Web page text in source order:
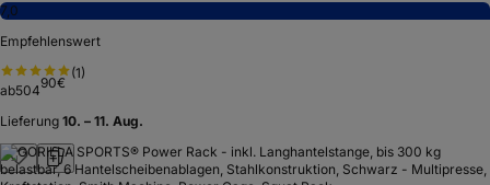
7,0
Empfehlenswert
(1)
ab50490€
Lieferung 10. – 11. Aug.